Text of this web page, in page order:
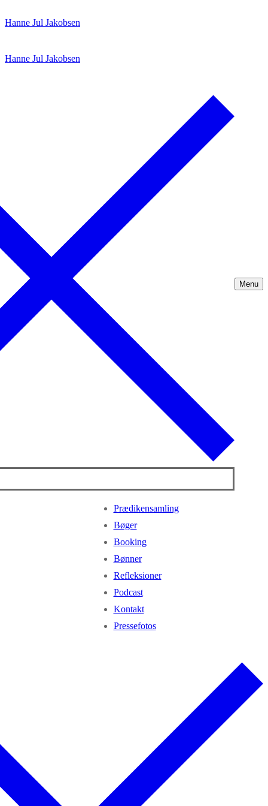
til
Hanne Jul Jakobsen
Hanne Jul Jakobsen
Menu
Prædikensamling
Bøger
Booking
Bønner
Refleksioner
Podcast
Kontakt
Pressefotos